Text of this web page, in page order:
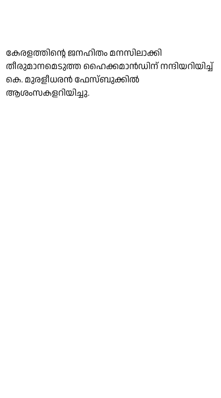
കേരളത്തിന്റെ ജനഹിതം മനസിലാക്കി
തീരുമാനമെടുത്ത ഹൈക്കമാൻഡിന് നന്ദിയറിയിച്ച്
കെ. മുരളീധരൻ ഫേസ്ബുക്കിൽ
ആശംസകളറിയിച്ചു.